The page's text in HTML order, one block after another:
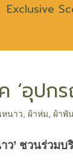
Exclusive
‘อุป
หนาว ผ้าห่ม
ผ้าพั
ว’ ชวนร่วม